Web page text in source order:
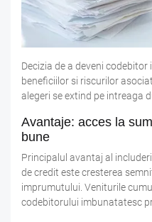
Decizia de a deveni
beneficiilor si riscurilor
alegeri se extind pe intreaga
Avantaje: acces la
bune
Principalul avantaj al
de credit este cresterea
imprumutului. Veniturile
codebitorului imbunatatesc